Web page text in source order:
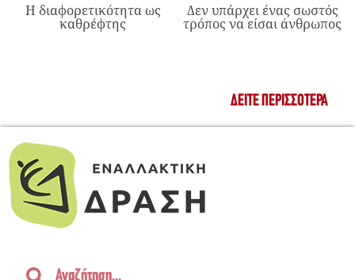
Η διαφορετικότητα ως
καθρέφτης
Δεν υπάρχει ένας σωστός
τρόπος να είσαι άνθρωπος
ΔΕΊΤΕ ΠΕΡΙΣΣΌΤΕΡΑ